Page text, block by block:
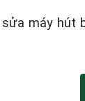
máy hút